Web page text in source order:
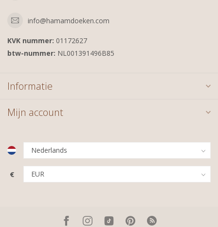
info@hamamdoeken.com
KVK nummer: 01172627
btw-nummer: NL001391496B85
Informatie
Mijn account
€